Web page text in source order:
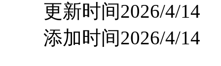
更新时间2026/4/14
添加时间2026/4/14